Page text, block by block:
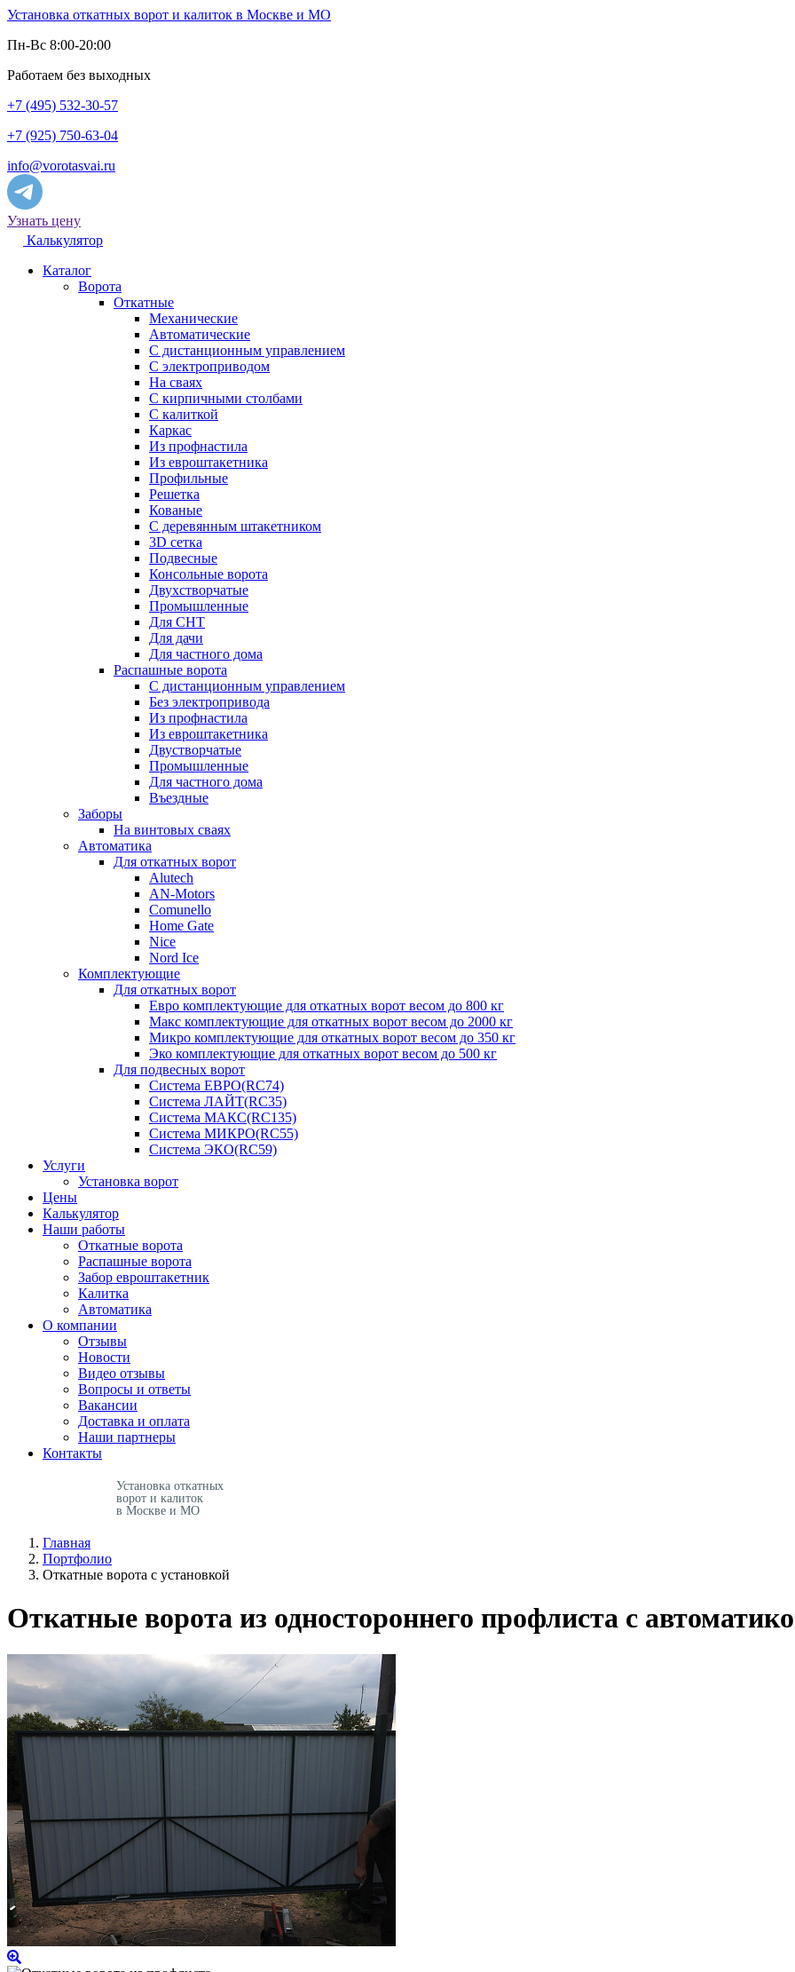
Установка откатных ворот и калиток в Москве и МО
Пн-Вс 8:00-20:00
Работаем без выходных
+7 (495) 532-30-57
+7 (925) 750-63-04
info@vorotasvai.ru
Узнать цену
Калькулятор
Каталог
Ворота
Откатные
Механические
Автоматические
С дистанционным управлением
С электроприводом
На сваях
С кирпичными столбами
С калиткой
Каркас
Из профнастила
Из евроштакетника
Профильные
Решетка
Кованые
С деревянным штакетником
3D сетка
Подвесные
Консольные ворота
Двухстворчатые
Промышленные
Для СНТ
Для дачи
Для частного дома
Распашные ворота
С дистанционным управлением
Без электропривода
Из профнастила
Из евроштакетника
Двустворчатые
Промышленные
Для частного дома
Въездные
Заборы
На винтовых сваях
Автоматика
Для откатных ворот
Alutech
AN-Motors
Comunello
Home Gate
Nice
Nord Ice
Комплектующие
Для откатных ворот
Евро комплектующие для откатных ворот весом до 800 кг
Макс комплектующие для откатных ворот весом до 2000 кг
Микро комплектующие для откатных ворот весом до 350 кг
Эко комплектующие для откатных ворот весом до 500 кг
Для подвесных ворот
Система ЕВРО(RC74)
Система ЛАЙТ(RC35)
Система МАКС(RC135)
Система МИКРО(RC55)
Система ЭКО(RC59)
Услуги
Установка ворот
Цены
Калькулятор
Наши работы
Откатные ворота
Распашные ворота
Забор евроштакетник
Калитка
Автоматика
О компании
Отзывы
Новости
Видео отзывы
Вопросы и ответы
Вакансии
Доставка и оплата
Наши партнеры
Контакты
Установка откатных
ворот и калиток
в Москве и МО
Главная
Портфолио
Откатные ворота с установкой
Откатные ворота из одностороннего профлиста с